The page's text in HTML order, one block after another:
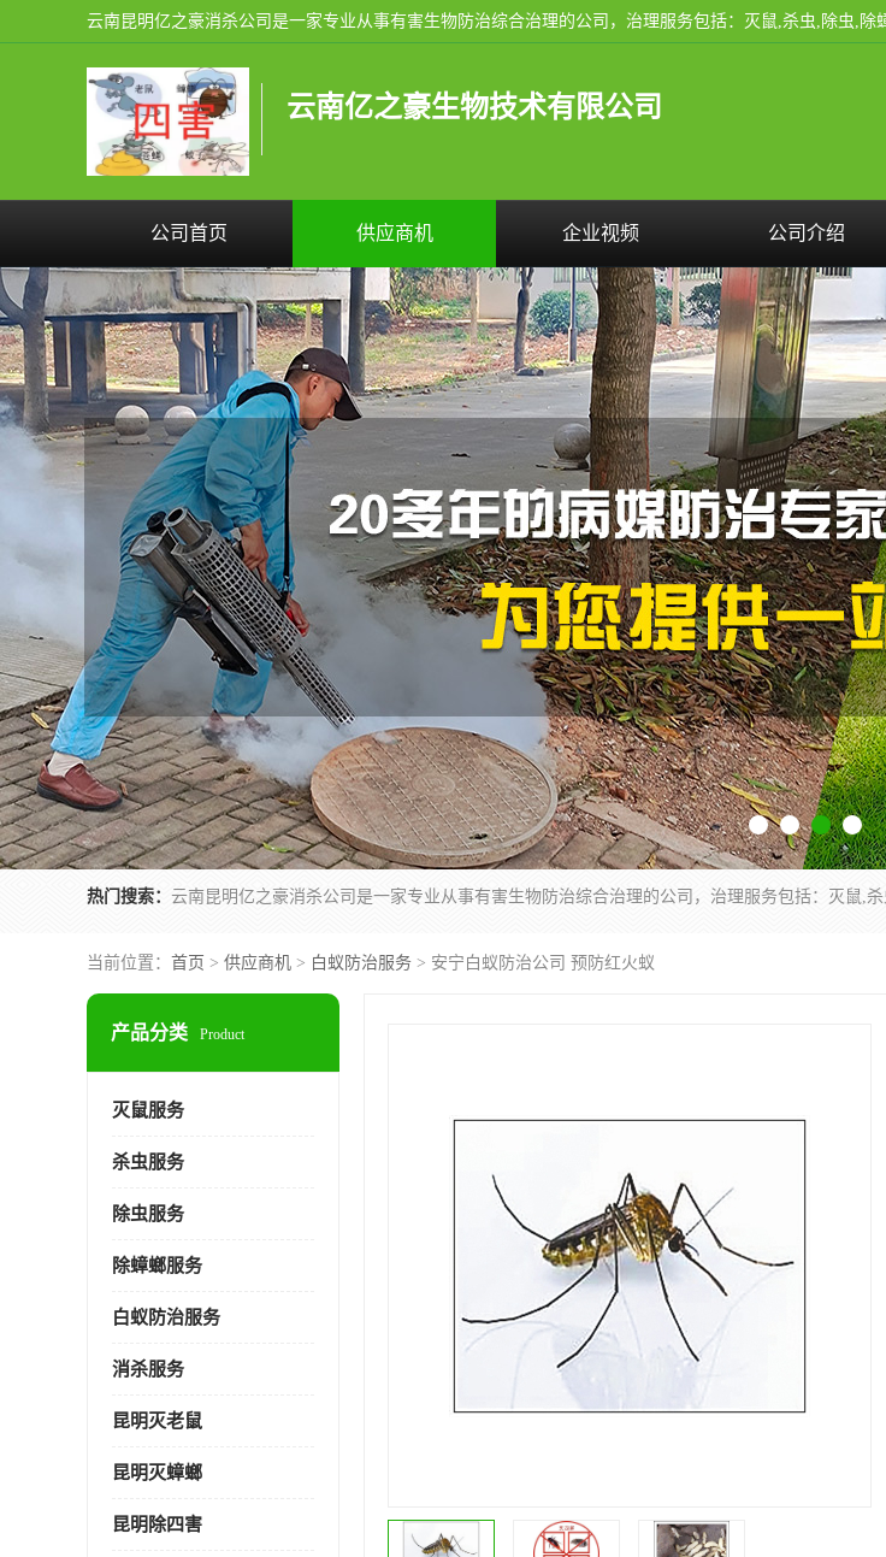
云南亿之豪生物技术有限公司
公司首页 供应商机 企业视频 公司介绍
热门搜索：
当前位置： 首页 > 供应商机 > 白蚁防治服务 > 安宁白蚁防治公司 预防红火蚁
产品分类 Product
灭鼠服务
杀虫服务
除虫服务
除蟑螂服务
白蚁防治服务
消杀服务
昆明灭老鼠
昆明灭蟑螂
昆明除四害